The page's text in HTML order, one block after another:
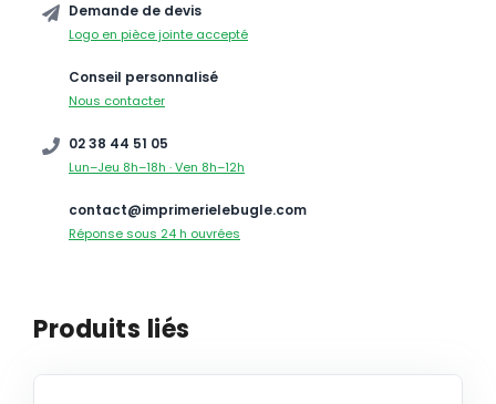
Demande de devis
Logo en pièce jointe accepté
Conseil personnalisé
Nous contacter
02 38 44 51 05
Lun–Jeu 8h–18h · Ven 8h–12h
contact@imprimerielebugle.com
Réponse sous 24 h ouvrées
Produits liés